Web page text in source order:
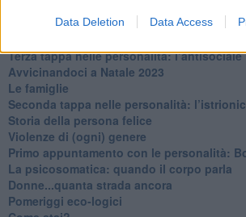
Data Deletion Data Access
​Nuovi arrivi!
​Terza tappa nelle personalità: l’antisociale
​Avvicinandoci a Natale 2023
Le famiglie
Seconda tappa nelle personalità:
​Storia della persona felice
Violenze di (ogni) genere
​Primo appuntamento con le personalità:
La psicosomatica: quando il corpo parla
Donne...quanta strada ancora
​Pomeriggi eco-logici